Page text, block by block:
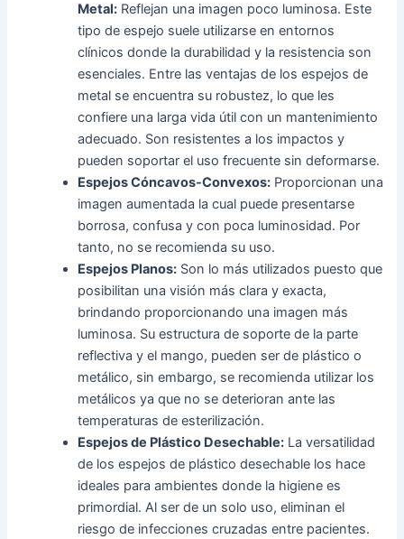
Metal: Reflejan una imagen poco luminosa. Este
tipo de espejo suele utilizarse en entornos
clínicos donde la durabilidad y la resistencia son
esenciales. Entre las ventajas de los espejos de
metal se encuentra su robustez, lo que les
confiere una larga vida útil con un mantenimiento
adecuado. Son resistentes a los impactos y
pueden soportar el uso frecuente sin deformarse.
Espejos Cóncavos-Convexos: Proporcionan una
imagen aumentada la cual puede presentarse
borrosa, confusa y con poca luminosidad. Por
tanto, no se recomienda su uso.
Espejos Planos: Son lo más utilizados puesto que
posibilitan una visión más clara y exacta,
brindando proporcionando una imagen más
luminosa. Su estructura de soporte de la parte
reflectiva y el mango, pueden ser de plástico o
metálico, sin embargo, se recomienda utilizar los
metálicos ya que no se deterioran ante las
temperaturas de esterilización.
Espejos de Plástico Desechable: La versatilidad
de los espejos de plástico desechable los hace
ideales para ambientes donde la higiene es
primordial. Al ser de un solo uso, eliminan el
riesgo de infecciones cruzadas entre pacientes.